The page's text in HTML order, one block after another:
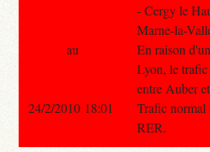
- Cergy le
Marne-la-
En raison
Lyon, le
entre Auber
Trafic normal
RER.
au
24/2/2010 18:01